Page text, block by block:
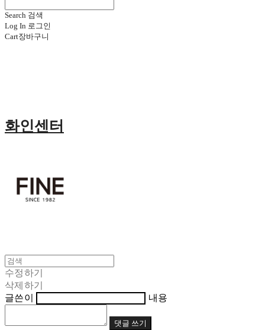
Search 검색
Log In 로그인
Cart장바구니
화인센터
수정하기
삭제하기
글쓴이
내용
댓글 쓰기